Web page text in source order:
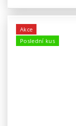
Akce
Poslední kus